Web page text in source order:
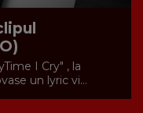
I Cry" , la
un lyric vi...